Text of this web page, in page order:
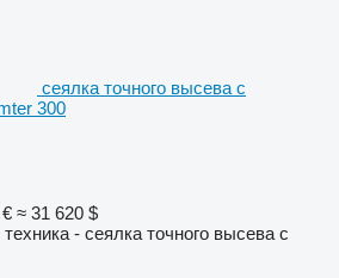
сеялка точного высева с
300
≈ 31 620 $
- сеялка точного высева с